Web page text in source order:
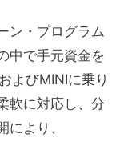
ン・プログラム
中で手元資金を
よびMINIに乗り
軟に対応し、分
より、